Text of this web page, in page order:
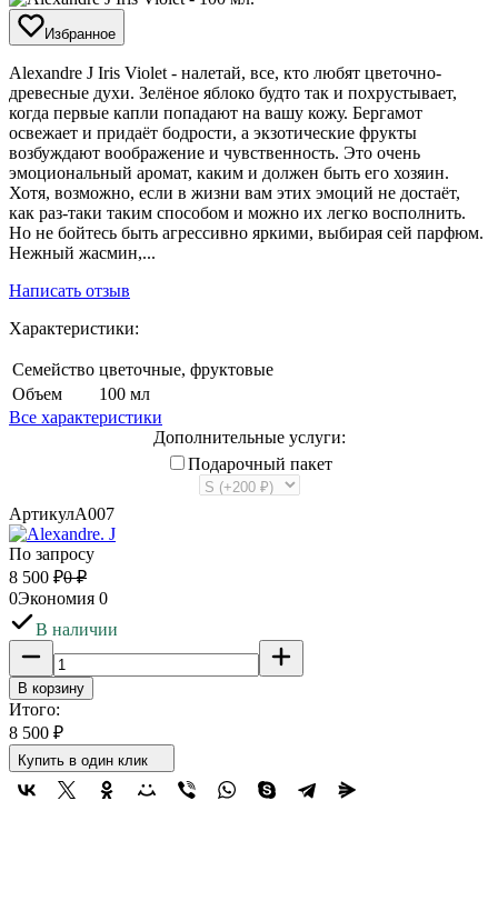
Избранное
Alexandre J Iris Violet - налетай, все, кто любят цветочно-
древесные духи. Зелёное яблоко будто так и похрустывает,
когда первые капли попадают на вашу кожу. Бергамот
освежает и придаёт бодрости, а экзотические фрукты
возбуждают воображение и чувственность. Это очень
эмоциональный аромат, каким и должен быть его хозяин.
Хотя, возможно, если в жизни вам этих эмоций не достаёт,
как раз-таки таким способом и можно их легко восполнить.
Но не бойтесь быть агрессивно яркими, выбирая сей парфюм.
Нежный жасмин,...
Написать отзыв
Характеристики:
Семейство цветочные, фруктовые
Объем
100 мл
Все характеристики
Дополнительные услуги:
Подарочный пакет
АртикулA007
По запросу
8 500 ₽0 ₽
0Экономия 0
В наличии
В корзину
Итого:
8 500 ₽
Купить в один клик